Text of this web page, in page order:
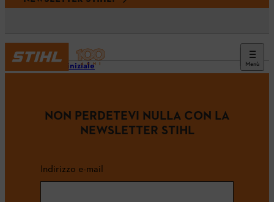
Menù
Pagina iniziale
NON PERDETEVI NULLA CON LA
NEWSLETTER STIHL
Indirizzo e-mail